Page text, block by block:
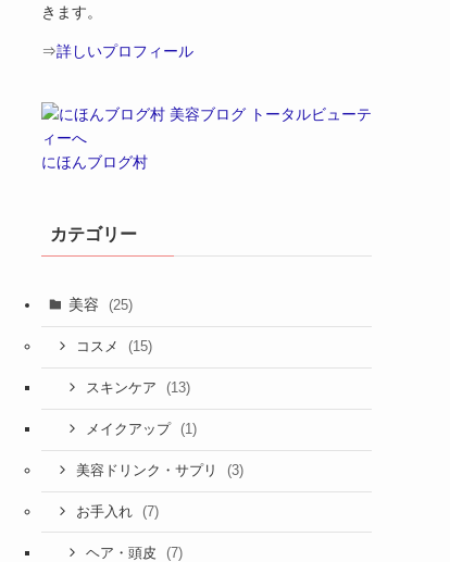
きます。
⇒詳しいプロフィール
にほんブログ村
カテゴリー
美容 (25)
コスメ (15)
スキンケア (13)
メイクアップ (1)
美容ドリンク・サプリ (3)
お手入れ (7)
ヘア・頭皮 (7)